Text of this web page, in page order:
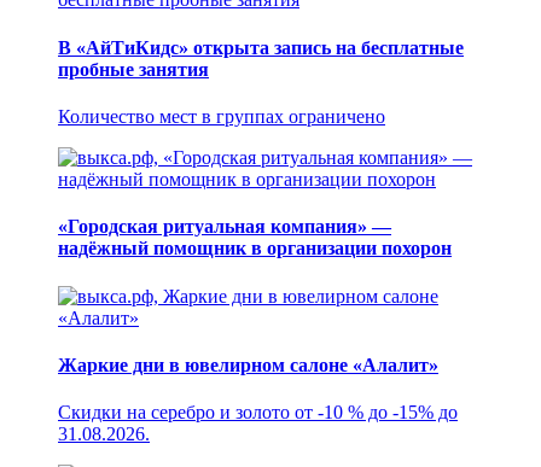
В «АйТиКидс» открыта запись на бесплатные
пробные занятия
Количество мест в группах ограничено
«Городская ритуальная компания» —
надёжный помощник в организации похорон
Жаркие дни в ювелирном салоне «Алалит»
Скидки на серебро и золото от -10 % до -15% до
31.08.2026.